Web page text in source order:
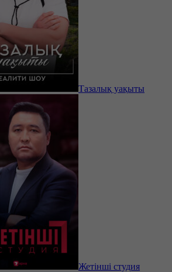
Тазалық уақыты
Жетінші студия